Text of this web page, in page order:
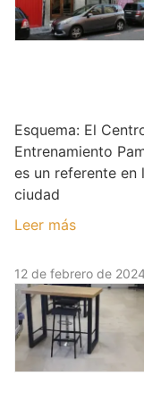
Esquema: El
Entrenamiento
es un referente en
ciudad
Leer más
12 de febrero de 2024